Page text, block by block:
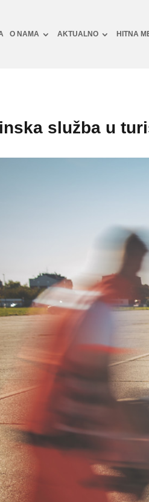
O NAMA AKTUALNO HITNA
služba u